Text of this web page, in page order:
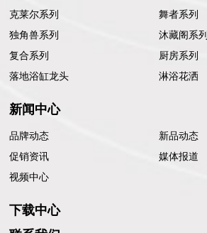
克莱尔系列
舞者系列
独角兽系列
沐藏阁系列
复合系列
厨房系列
落地浴缸龙头
淋浴花洒
新闻中心
品牌动态
新品动态
促销资讯
媒体报道
视频中心
下载中心